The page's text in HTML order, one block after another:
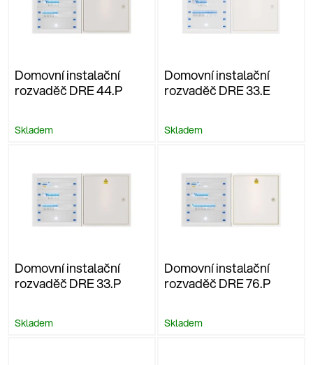
Domovní instalační
rozvaděč DRE 44.P
Skladem
Domovní instalační
rozvaděč DRE 33.E
Skladem
Domovní instalační
rozvaděč DRE 33.P
Skladem
Domovní instalační
rozvaděč DRE 76.P
Skladem